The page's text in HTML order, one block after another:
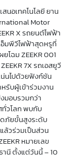
นอเทคโนโลยี ยาน
Motor
X รถยนต์ไฟฟ้า
อ็มพีวีไฟฟ้าสุดหรูที่
โฉม ZEEKR 001
7X รถเอสยูวี
นไปด้วยฟังก์ชัน
รับผู้เข้าร่วมงาน
มอบรวมกว่า
ทั่วโลก พบกับ
ภัยขั้นสูงระดับ
ล้วร่วมเป็นส่วน
หมายเลข
านี ตั้งแต่วันนี้ – 10